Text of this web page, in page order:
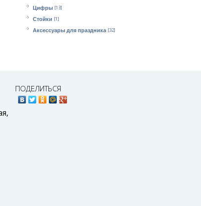
Цифры [13]
Стойки [1]
Аксессуары для праздника [32]
ПОДЕЛИТЬСЯ